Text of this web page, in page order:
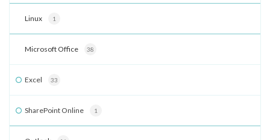
Linux 1
Microsoft Office 38
Excel 33
SharePoint Online 1